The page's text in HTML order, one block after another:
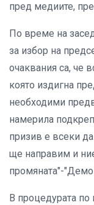
пред медиите,
По време на
за избор на
очаквания са, че
която издигна
необходими
намерила
призив е всеки да
ще направим и
промяната"-
В процедурата по